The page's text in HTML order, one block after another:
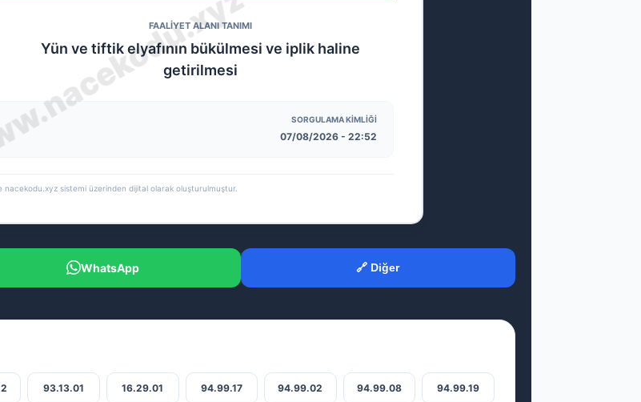
FAALİYET ALANI TANIMI
Yün ve tiftik elyafının bükülmesi ve iplik haline
getirilmesi
SORGULAMA KIMLIĞI
07/08/2026 - 22:52
nacekodu.xyz sistemi üzerinden dijital olarak oluşturulmuştur.
WhatsApp 🔗 Diğer
93.13.01 16.29.01 94.99.17 94.99.02 94.99.08 94.99.19